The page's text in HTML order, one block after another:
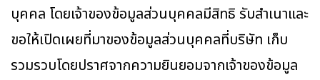
บุคคล โดยเจ้าของข้อมูลส่วนบุคคลมีสิทธิ รับสำเนาและ
ขอให้เปิดเผยที่มาของข้อมูลส่วนบุคคลที่บริษัท เก็บ
รวมรวบโดยปราศจากความยินยอมจากเจ้าของข้อมูล